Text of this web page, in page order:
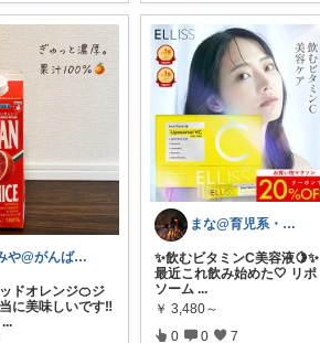
まみや@がんばりすぎない毎日を。
ドオレンジ🍊ジ
に美味しいです‼︎
...
まな@育児系・産後ダイエットと美容
✨飲むビタミンC美容液🍋✨
最近これ飲み始めた🤍 リポ
ソーム ...
￥ 3,480～
0 0 7